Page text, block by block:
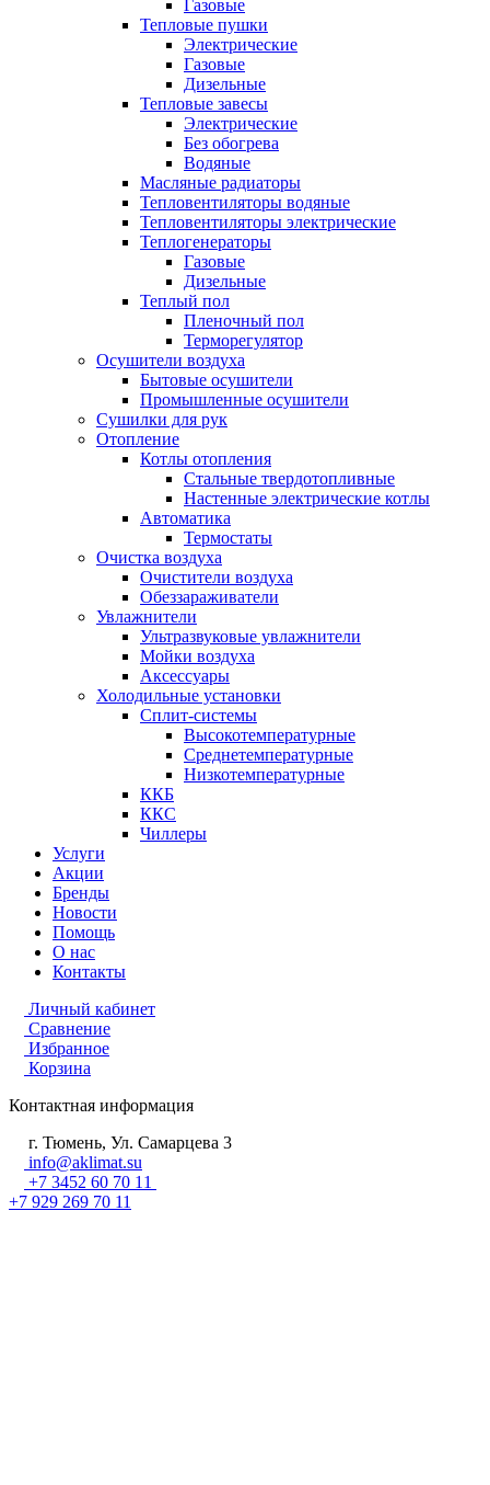
Газовые
Тепловые пушки
Электрические
Газовые
Дизельные
Тепловые завесы
Электрические
Без обогрева
Водяные
Масляные радиаторы
Тепловентиляторы водяные
Тепловентиляторы электрические
Теплогенераторы
Газовые
Дизельные
Теплый пол
Пленочный пол
Терморегулятор
Осушители воздуха
Бытовые осушители
Промышленные осушители
Сушилки для рук
Отопление
Котлы отопления
Стальные твердотопливные
Настенные электрические котлы
Автоматика
Термостаты
Очистка воздуха
Очистители воздуха
Обеззараживатели
Увлажнители
Ультразвуковые увлажнители
Мойки воздуха
Аксессуары
Холодильные установки
Сплит-системы
Высокотемпературные
Среднетемпературные
Низкотемпературные
ККБ
ККС
Чиллеры
Услуги
Акции
Бренды
Новости
Помощь
О нас
Контакты
Личный кабинет
Сравнение
Избранное
Корзина
Контактная информация
г. Тюмень, Ул. Самарцева 3
info@aklimat.su
+7 3452 60 70 11
+7 929 269 70 11